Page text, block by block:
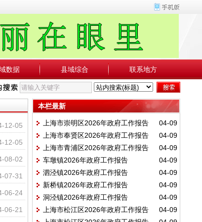
数据 县域综合 联系地方
12-05
12-05
08-02
07-31
06-24
06-21
本栏最新
04-09
上海市崇明区2026年政府工作报告
04-09
上海市奉贤区2026年政府工作报告
04-09
上海市青浦区2026年政府工作报告
04-09
车墩镇2026年政府工作报告
04-09
泗泾镇2026年政府工作报告
04-09
新桥镇2026年政府工作报告
04-09
洞泾镇2026年政府工作报告
04-09
上海市松江区2026年政府工作报告